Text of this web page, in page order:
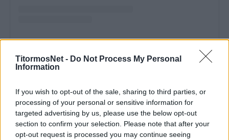
TitormosNet - Do Not Process My Personal
Information
If you wish to opt-out of the sale, sharing to third parties, or
processing of your personal or sensitive information for
targeted advertising by us, please use the below opt-out
section to confirm your selection. Please note that after your
opt-out request is processed you may continue seeing
Η δημοσίευση κοινοποιήθηκε από το χρήστη Wisła Kraków (@wislakrakowsa)
Πριν από αυτό όμως δεν αμέλησε να
αποχαιρετήσει τον Παναιτωλικό, στον οποίο
ανδρώθηκε ποδοσφαιρικά. Κοινοποίησε βίντεο
στα κοινωνικά δίκτυα ενώ στο μήνυμά του
αναφέρει: